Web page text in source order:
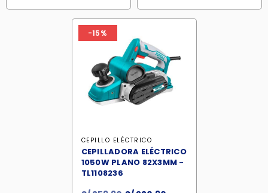
-15%
CEPILLO ELÉCTRICO
CEPILLADORA ELÉCTRICO
1050W PLANO 82X3MM -
TL1108236